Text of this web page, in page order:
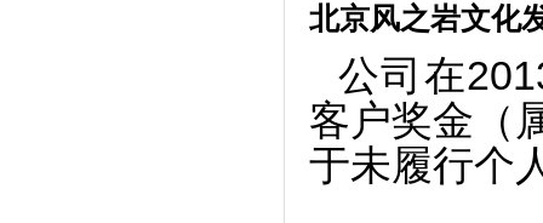
北京风之岩文化
公司在
客户奖金（
于未履行个